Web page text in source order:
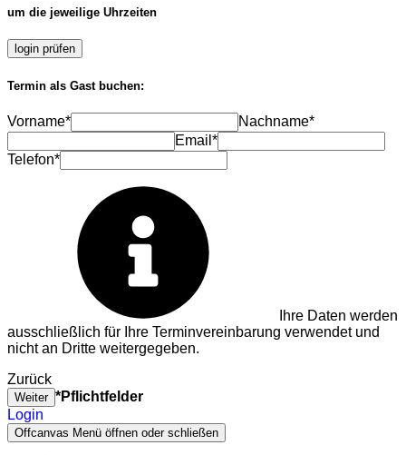
um die jeweilige Uhrzeiten
login prüfen
Termin als Gast buchen:
Vorname*
Nachname*
Email*
Telefon*
Ihre Daten werden
ausschließlich für Ihre Terminvereinbarung verwendet und
nicht an Dritte weitergegeben.
Zurück
Weiter *Pflichtfelder
Login
Offcanvas Menü öffnen oder schließen